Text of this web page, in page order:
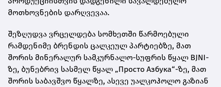
მოთხოვნების დარღვევაა.
შეზღუდვა ვრცელდება სომხეთში წარმოებული
რამდენიმე ბრენდის ცალკეულ პარტიებზე, მათ
შორის მინერალურ სამკურნალო-სუფრის წყალ BJNI-
ზე, ბუნებრივ სასმელ წყალ „Просто Азбука“-ზე, მათ
შორის საბავშვო წყალზე, ასევე უალკოჰოლო გაზიან